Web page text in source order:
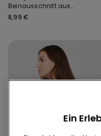
Beinausschnitt aus
recycelter Spitze
8,99 €
Ein